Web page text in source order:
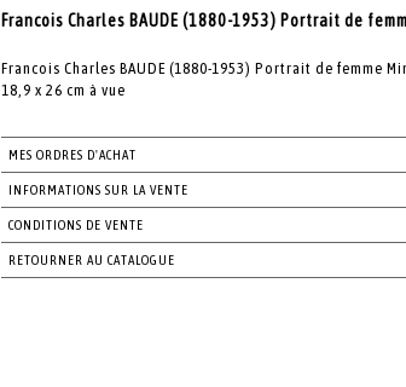
Francois Charles BAUDE (1880-1953) Portrait de
Francois Charles BAUDE (1880-1953) Portrait de femme
18,9 x 26 cm à vue
MES ORDRES D'ACHAT
INFORMATIONS SUR LA VENTE
CONDITIONS DE VENTE
RETOURNER AU CATALOGUE